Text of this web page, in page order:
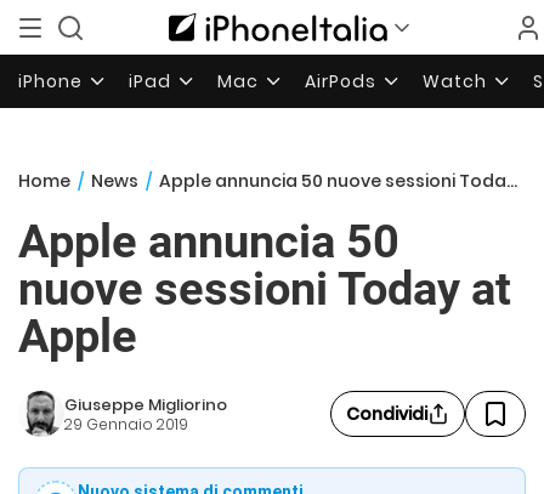
iPhone iPad Mac AirPods Watch
Home / News / Apple annuncia 50 nuove sessioni Today at Apple
Apple annuncia 50
nuove sessioni Today at
Apple
Giuseppe Migliorino
29 Gennaio 2019 Condividi